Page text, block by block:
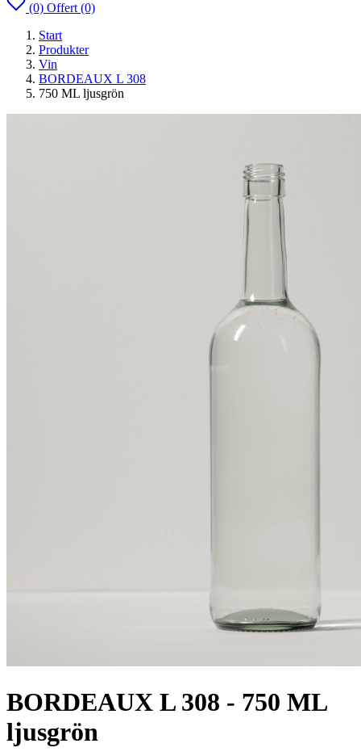
(0) Offert (0)
Start
Produkter
Vin
BORDEAUX L 308
750 ML ljusgrön
BORDEAUX L 308 - 750 ML
ljusgrön